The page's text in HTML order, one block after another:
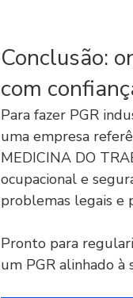
Conclusão:
com
Para fazer PGR
uma empresa
MEDICINA DO
ocupacional e
problemas legais e
Pronto para
um PGR alinhado à